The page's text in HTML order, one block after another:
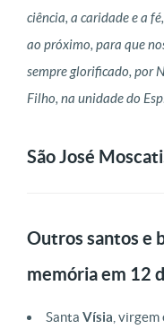
ciência, a caridade e a
ao próximo, para que
sempre glorificado, por
Filho, na unidade do
São José
Outros santos e
memória em 12
Santa Vísia ,